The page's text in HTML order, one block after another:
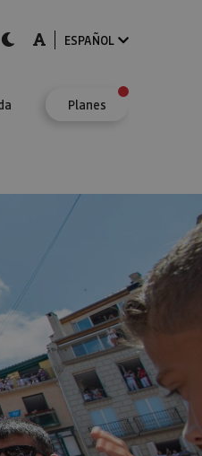
dark-mode
A-modeESPAÑOL
Planes